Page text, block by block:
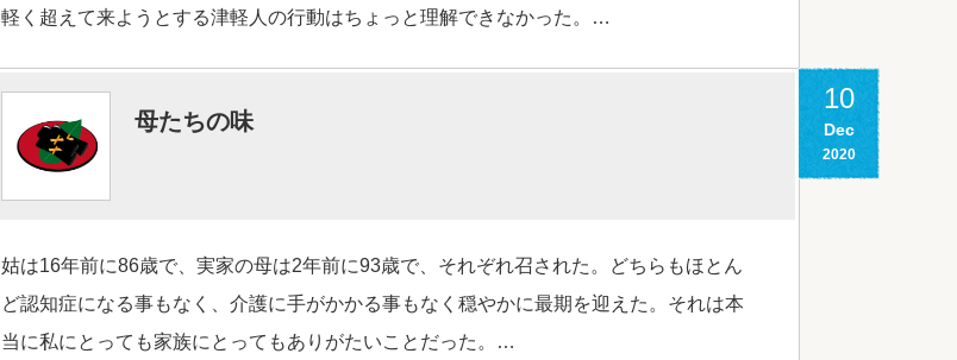
軽く超えて来ようとする津軽人の行動はちょっと理解できなかった。…
10
Dec
2020
母たちの味
姑は16年前に86歳で、実家の母は2年前に93歳で、それぞれ召された。どちらもほとん
ど認知症になる事もなく、介護に手がかかる事もなく穏やかに最期を迎えた。それは本
当に私にとっても家族にとってもありがたいことだった。…